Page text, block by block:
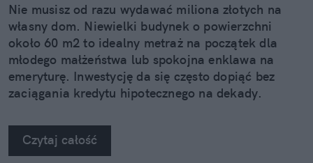
Nie musisz od razu wydawać miliona złotych na
własny dom. Niewielki budynek o powierzchni
około 60 m2 to idealny metraż na początek dla
młodego małżeństwa lub spokojna enklawa na
emeryturę. Inwestycję da się często dopiąć bez
zaciągania kredytu hipotecznego na dekady.
Czytaj całość